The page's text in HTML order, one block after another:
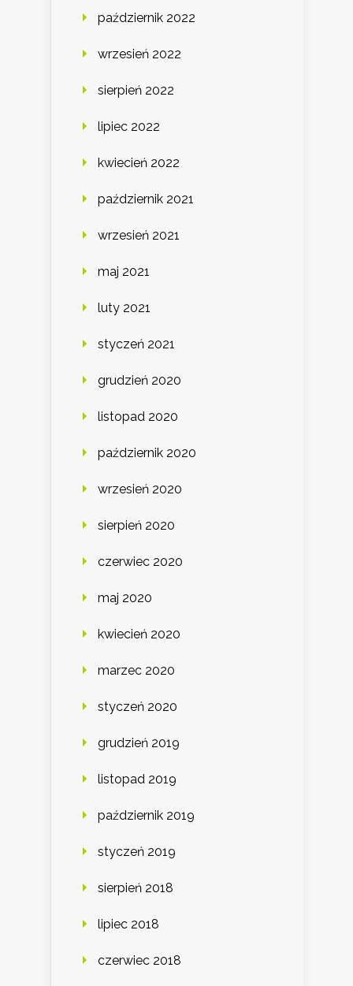
październik 2022
wrzesień 2022
sierpień 2022
lipiec 2022
kwiecień 2022
październik 2021
wrzesień 2021
maj 2021
luty 2021
styczeń 2021
grudzień 2020
listopad 2020
październik 2020
wrzesień 2020
sierpień 2020
czerwiec 2020
maj 2020
kwiecień 2020
marzec 2020
styczeń 2020
grudzień 2019
listopad 2019
październik 2019
styczeń 2019
sierpień 2018
lipiec 2018
czerwiec 2018